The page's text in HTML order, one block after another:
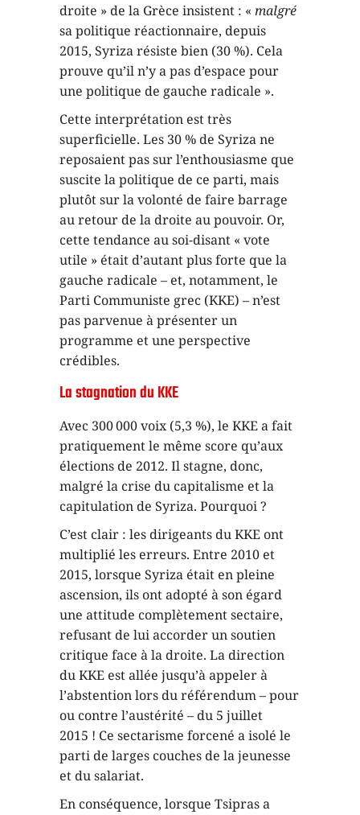
droite » de la Grèce insistent : « malgré
sa politique réactionnaire, depuis
2015, Syriza résiste bien (30 %). Cela
prouve qu’il n’y a pas d’espace pour
une politique de gauche radicale ».
Cette interprétation est très
superficielle. Les 30 % de Syriza ne
reposaient pas sur l’enthousiasme que
suscite la politique de ce parti, mais
plutôt sur la volonté de faire barrage
au retour de la droite au pouvoir. Or,
cette tendance au soi-disant « vote
utile » était d’autant plus forte que la
gauche radicale – et, notamment, le
Parti Communiste grec (KKE) – n’est
pas parvenue à présenter un
programme et une perspective
crédibles.
La stagnation du KKE
Avec 300 000 voix (5,3 %), le KKE a fait
pratiquement le même score qu’aux
élections de 2012. Il stagne, donc,
malgré la crise du capitalisme et la
capitulation de Syriza. Pourquoi ?
C’est clair : les dirigeants du KKE ont
multiplié les erreurs. Entre 2010 et
2015, lorsque Syriza était en pleine
ascension, ils ont adopté à son égard
une attitude complètement sectaire,
refusant de lui accorder un soutien
critique face à la droite. La direction
du KKE est allée jusqu’à appeler à
l’abstention lors du référendum – pour
ou contre l’austérité – du 5 juillet
2015 ! Ce sectarisme forcené a isolé le
parti de larges couches de la jeunesse
et du salariat.
En conséquence, lorsque Tsipras a